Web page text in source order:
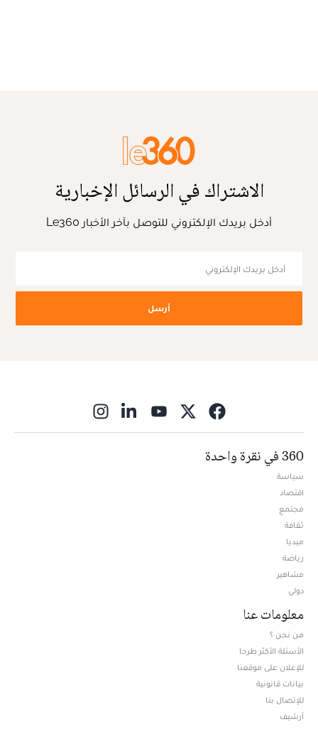
الاشتراك في الرسائل الإخبارية
أدخل بريدك الإلكتروني للتوصل بآخر الأخبار Le360
أرسل
360 في نقرة واحدة
سياسة
اقتصاد
مجتمع
ثقافة
ميديا
رياضة
مشاهير
دولي
معلومات عنا
من نحن ؟
الأسئلة الأكثر طرحا
للإعلان على موقعنا
بيانات قانونية
للإتصال بنا
أرشيف